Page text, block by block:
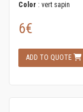
Color : vert sapin
6€
ADD TO QUOTE